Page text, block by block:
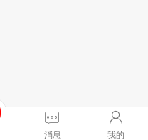
消息 我的